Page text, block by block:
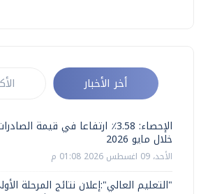
أخر الأخبار
الإحصاء: 3.58٪ ارتفاعا في قيمة
خلال مايو 2026
الأحد، 09 اغسطس 2026 01:08 م
"التعليم العالي":إعلان نتائج المرحلة